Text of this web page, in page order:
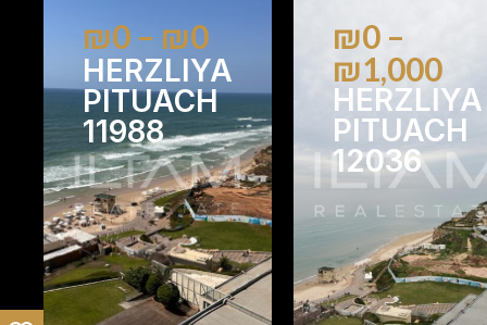
₪0 – ₪0
HERZLIYA
PITUACH
11988
1 1
₪0 –
₪1,000
HERZLIYA
PITUACH
12036
1